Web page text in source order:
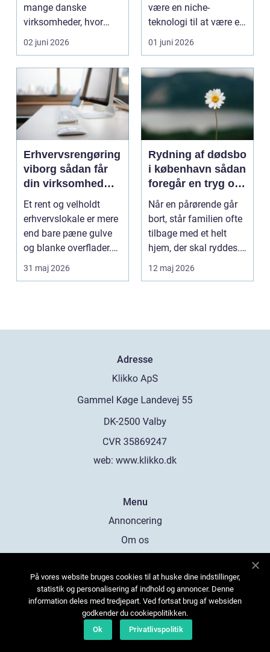
mange danske
virksomheder, hvor
stabil forsyning af try...
02 juni 2026
være en niche-
teknologi til at være et
helt almindeligt ...
01 juni 2026
Erhvervsrengøring
viborg sådan får
din virksomhed
mere tid og bedre
arbejdsmiljø
Et rent og velholdt
erhvervslokale er mere
end bare pæne gulve
og blanke overflader.
Rengøringen påv...
31 maj 2026
Rydning af dødsbo
i københavn sådan
foregår en tryg og
effektiv proces
Når en pårørende går
bort, står familien ofte
tilbage med et helt
hjem, der skal ryddes.
Møbler, per...
12 maj 2026
Adresse
web: www.klikko.dk
Menu
Annoncering
Om os
Kontakt os
Sitemap
På vores website bruges cookies til at huske dine indstillinger,
statistik og personalisering af indhold og annoncer. Denne
information deles med tredjepart. Ved fortsat brug af websiden
godkender du cookiepolitikken.
Ok
Privatlivspolitik